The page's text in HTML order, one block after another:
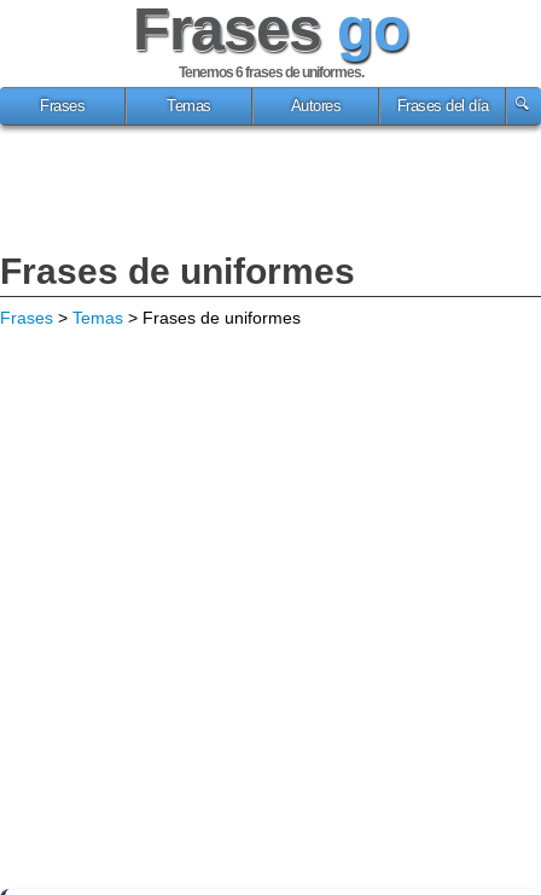
Frases go
Tenemos 6frases de uniformes.
Frases
Temas Autores Frases del día
Frases de uniformes
Frases > Temas > Frases de uniformes